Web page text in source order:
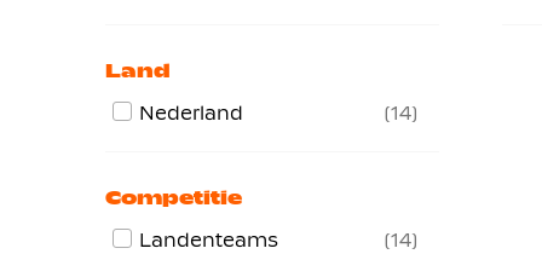
Land
Nederland 14
Competitie
Landenteams 14